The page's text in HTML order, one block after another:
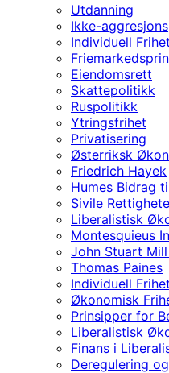
Utdanning
Ikke-
Individuell Frihet
Eiendomsrett
Skattepolitikk
Ruspolitikk
Ytringsfrihet
Privatisering
Østerriksk
Friedrich Hayek
Humes Bidrag
Sivile
Liberalistisk
Montesquieus
John Stuart
Thomas Paines
Individuell Frihet
Økonomisk
Prinsipper for
Liberalistisk
Finans i
Deregulering